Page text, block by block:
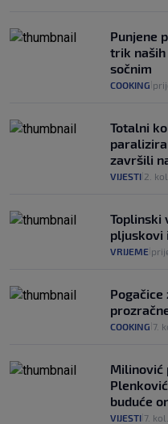
Punjene
trik naših
sočnim
COOKING
Totalni
završili
VIJESTI 2. kol.
Toplinski
pljuskovi
VRIJEME
Pogačice
COOKING 7.
Milinović
buduće
VIJESTI 7. kol.